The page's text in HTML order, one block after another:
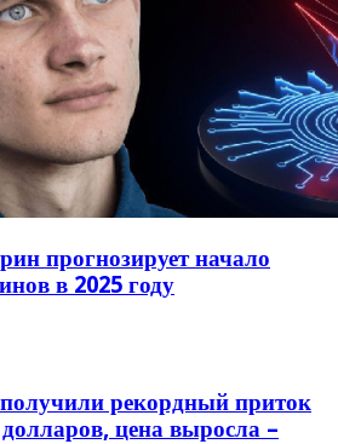
прогнозирует начало
в 2025 году
рекордный приток
цена выросла –